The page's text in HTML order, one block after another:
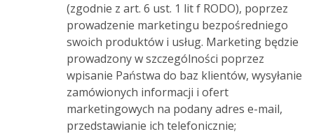
(zgodnie z art. 6 ust. 1 lit f RODO), poprzez
prowadzenie marketingu bezpośredniego
swoich produktów i usług. Marketing będzie
prowadzony w szczególności poprzez
wpisanie Państwa do baz klientów, wysyłanie
zamówionych informacji i ofert
marketingowych na podany adres e-mail,
przedstawianie ich telefonicznie;